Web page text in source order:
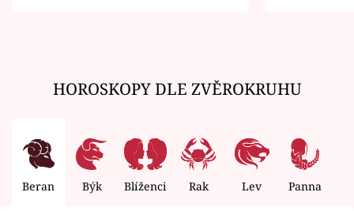
HOROSKOPY DLE ZVĚROKRUHU
Beran Býk Blíženci Rak Lev Panna